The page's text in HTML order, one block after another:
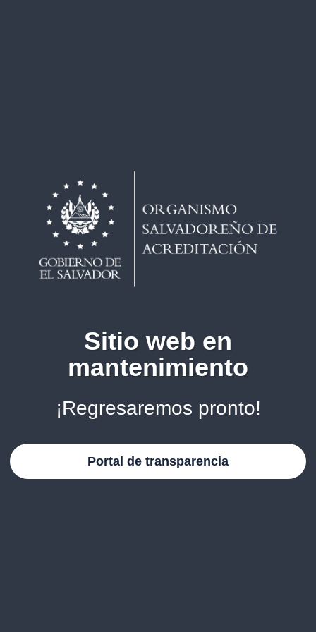
Sitio web en
mantenimiento
¡Regresaremos pronto!
Portal de transparencia